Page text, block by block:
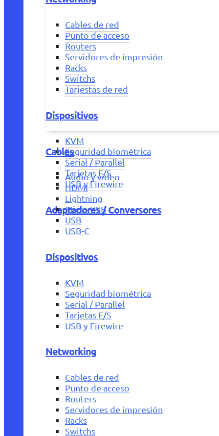
Cables de red
Punto de acceso
Routers
Servidores de impresión
Racks
Switchs
Tarjestas de red
Dispositivos
KVM
Seguridad biométrica
Serial / Parallel
Tarjetas E/S
USB y Firewire
Adaptadores / Conversores
Cables
Audio y vídeo
HDMI
Lightning
Micro USB
USB
USB-C
Dispositivos
KVM
Seguridad biométrica
Serial / Parallel
Tarjetas E/S
USB y Firewire
Networking
Cables de red
Punto de acceso
Routers
Servidores de impresión
Racks
Switchs